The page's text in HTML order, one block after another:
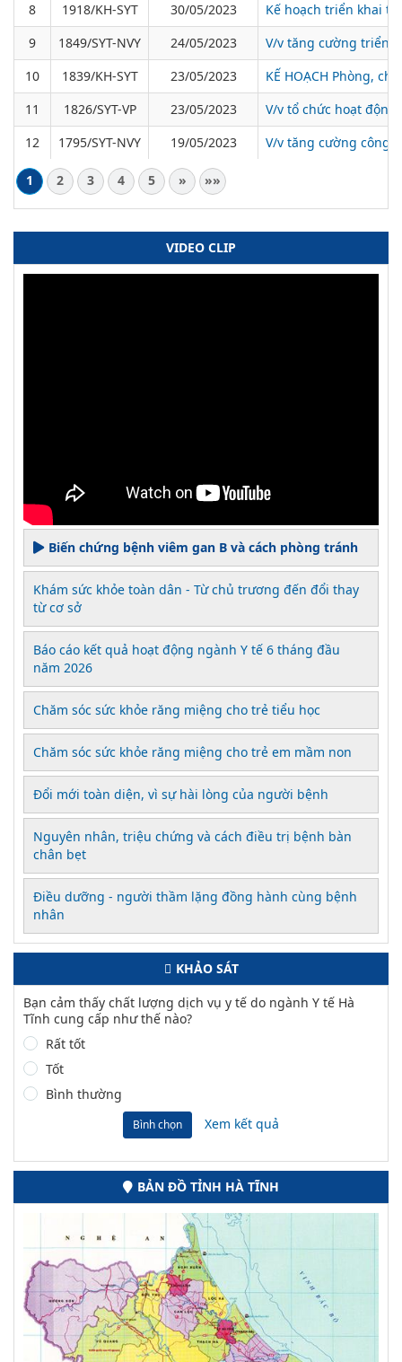
8 1918/KH-SYT 30/05/2023
Kế hoạch triển khai
9
1849/SYT-NVY 24/05/2023
V/v tăng cường triển
10
1839/KH-SYT 23/05/2023
KẾ HOẠCH Phòng,
11
1826/SYT-VP 23/05/2023
V/v tổ chức hoạt
12
1795/SYT-NVY 19/05/2023 V/v tăng cường công
1 2 3 4 5 » »»
VIDEO CLIP
Biến chứng bệnh viêm gan B và cách phòng tránh
Khám sức khỏe toàn dân - Từ chủ trương đến đổi thay
từ cơ sở
Báo cáo kết quả hoạt động ngành Y tế 6 tháng đầu
năm 2026
Chăm sóc sức khỏe răng miệng cho trẻ tiểu học
Chăm sóc sức khỏe răng miệng cho trẻ em mầm non
Đổi mới toàn diện, vì sự hài lòng của người bệnh
Nguyên nhân, triệu chứng và cách điều trị bệnh bàn
chân bẹt
Điều dưỡng - người thầm lặng đồng hành cùng bệnh
nhân
KHẢO SÁT
Bạn cảm thấy chất lượng dịch vụ y tế do ngành Y tế Hà
Tĩnh cung cấp như thế nào?
Rất tốt
Tốt
Bình thường
Bình chọn Xem kết quả
BẢN ĐỒ TỈNH HÀ TĨNH